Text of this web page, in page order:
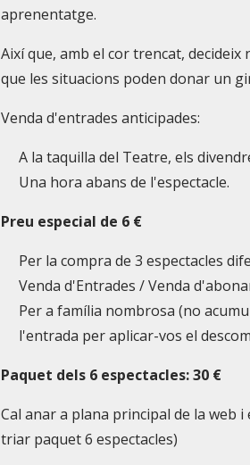
aprenentatge.
Així que, amb el cor trencat,
que les situacions poden donar un
Venda d'entrades anticipades:
A la taquilla del Teatre, els
Una hora abans de l'espectacle.
Preu especial de 6 €
Per la compra de 3 espectacles
Venda d'Entrades / Venda
Per a família nombrosa (no
l'entrada per aplicar-vos el
Paquet dels 6 espectacles: 30 €
Cal anar a plana principal de la web
triar paquet 6 espectacles)